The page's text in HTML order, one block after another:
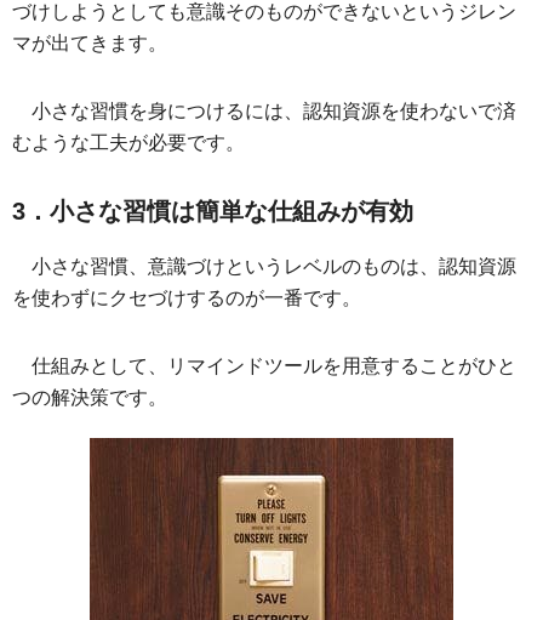
づけしようとしても意識そのものができないというジレン
マが出てきます。
小さな習慣を身につけるには、認知資源を使わないで済
むような工夫が必要です。
3．小さな習慣は簡単な仕組みが有効
小さな習慣、意識づけというレベルのものは、認知資源
を使わずにクセづけするのが一番です。
仕組みとして、リマインドツールを用意することがひと
つの解決策です。